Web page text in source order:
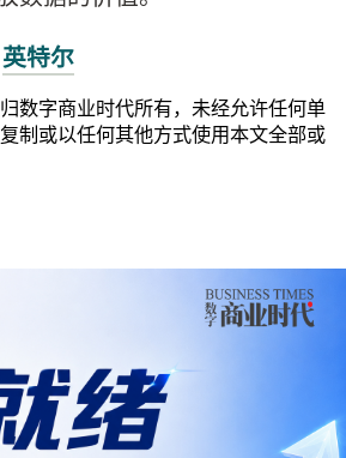
英特尔
数字商业时代所有，未经允许任何单
制或以任何其他方式使用本文全部或